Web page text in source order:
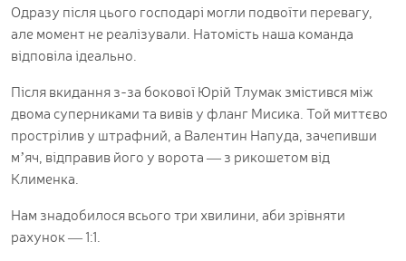
Одразу після цього господарі могли подвоїти перевагу,
але момент не реалізували. Натомість наша команда
відповіла ідеально.
Після вкидання з-за бокової Юрій Тлумак змістився між
двома суперниками та вивів у фланг Мисика. Той миттєво
прострілив у штрафний, а Валентин Напуда, зачепивши
м’яч, відправив його у ворота — з рикошетом від
Клименка.
Нам знадобилося всього три хвилини, аби зрівняти
рахунок — 1:1.